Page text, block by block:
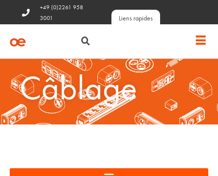
+49 (0)2261 958
3001
Liens rapides
Câblage